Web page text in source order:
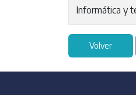
Informática y
Volver